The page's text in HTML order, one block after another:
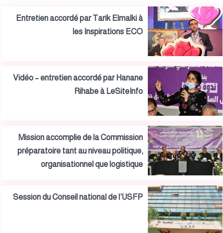
Entretien accordé par Tarik Elmalki à
les Inspirations ECO
Vidéo – entretien accordé par Hanane
Rihabe à LeSiteInfo
Mission accomplie de la Commission
préparatoire tant au niveau politique,
organisationnel que logistique
Session du Conseil national de l’USFP